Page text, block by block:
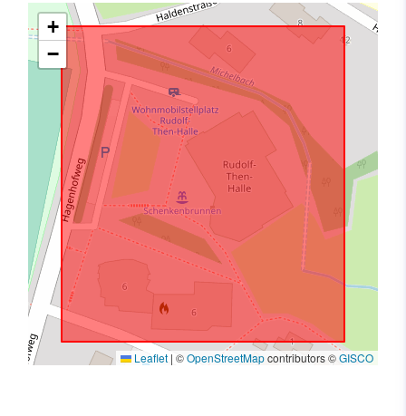
+
−
Leaflet | ©OpenStreetMapcontributors ©GISCO